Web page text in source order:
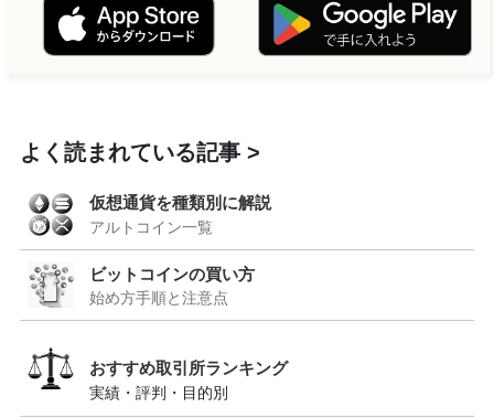
よく読まれている記事
仮想通貨を種類別に解説
アルトコイン一覧
ビットコインの買い方
始め方手順と注意点
おすすめ取引所ランキング
実績・評判・目的別